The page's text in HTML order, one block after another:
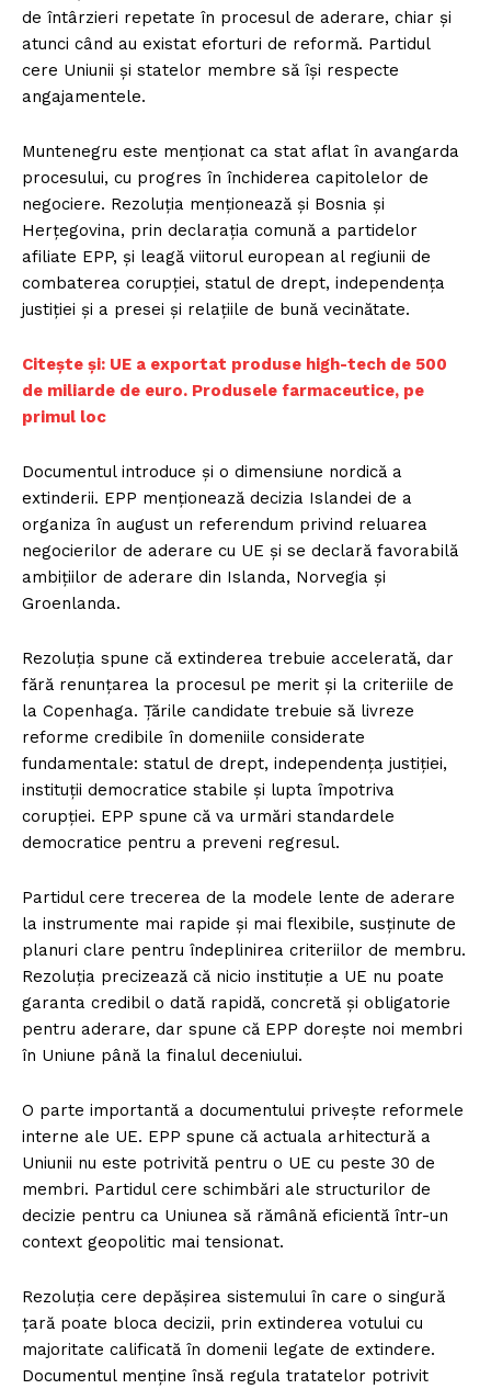
de întârzieri repetate în procesul de aderare, chiar și
atunci când au existat eforturi de reformă. Partidul
cere Uniunii și statelor membre să își respecte
angajamentele.
Muntenegru este menționat ca stat aflat în avangarda
procesului, cu progres în închiderea capitolelor de
negociere. Rezoluția menționează și Bosnia și
Herțegovina, prin declarația comună a partidelor
afiliate EPP, și leagă viitorul european al regiunii de
combaterea corupției, statul de drept, independența
justiției și a presei și relațiile de bună vecinătate.
Citește și: UE a exportat produse high-tech de 500
de miliarde de euro. Produsele farmaceutice, pe
primul loc
Documentul introduce și o dimensiune nordică a
extinderii. EPP menționează decizia Islandei de a
organiza în august un referendum privind reluarea
negocierilor de aderare cu UE și se declară favorabilă
ambițiilor de aderare din Islanda, Norvegia și
Groenlanda.
Rezoluția spune că extinderea trebuie accelerată, dar
fără renunțarea la procesul pe merit și la criteriile de
la Copenhaga. Țările candidate trebuie să livreze
reforme credibile în domeniile considerate
fundamentale: statul de drept, independența justiției,
instituții democratice stabile și lupta împotriva
corupției. EPP spune că va urmări standardele
democratice pentru a preveni regresul.
Partidul cere trecerea de la modele lente de aderare
la instrumente mai rapide și mai flexibile, susținute de
planuri clare pentru îndeplinirea criteriilor de membru.
Rezoluția precizează că nicio instituție a UE nu poate
garanta credibil o dată rapidă, concretă și obligatorie
pentru aderare, dar spune că EPP dorește noi membri
în Uniune până la finalul deceniului.
O parte importantă a documentului privește reformele
interne ale UE. EPP spune că actuala arhitectură a
Uniunii nu este potrivită pentru o UE cu peste 30 de
membri. Partidul cere schimbări ale structurilor de
decizie pentru ca Uniunea să rămână eficientă într-un
context geopolitic mai tensionat.
Rezoluția cere depășirea sistemului în care o singură
țară poate bloca decizii, prin extinderea votului cu
majoritate calificată în domenii legate de extindere.
Documentul menține însă regula tratatelor potrivit